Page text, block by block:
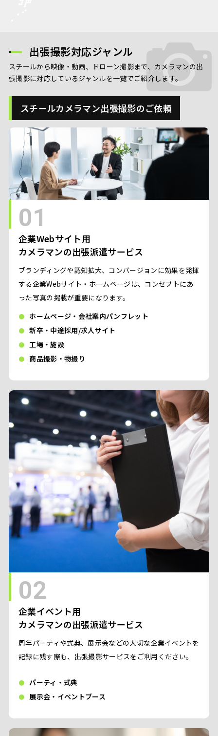
出張撮影対応ジャンル
スチールから映像・動画、ドローン撮影まで、カメラマンの出
張撮影に対応しているジャンルを一覧でご紹介します。
スチールカメラマン出張撮影のご依頼
01
企業Webサイト用
カメラマンの出張派遣サービス
ブランディングや認知拡大、コンバージョンに効果を発揮
する企業Webサイト・ホームページは、コンセプトにあ
った写真の掲載が重要になります。
ホームページ・会社案内パンフレット
新卒・中途採用/求人サイト
工場・施設
商品撮影・物撮り
02
企業イベント用
カメラマンの出張派遣サービス
周年パーティや式典、展示会などの大切な企業イベントを
記録に残す際も、出張撮影サービスをご利用ください。
パーティ・式典
展示会・イベントブース